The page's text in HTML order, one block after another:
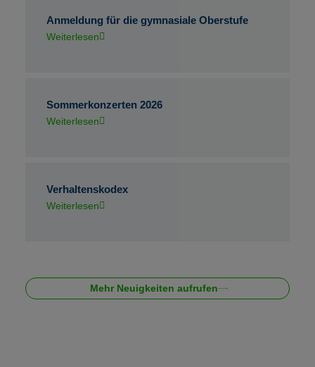
Anmeldung für die gymnasiale Oberstufe
Weiterlesen
Sommerkonzerten 2026
Weiterlesen
Verhaltenskodex
Weiterlesen
Mehr Neuigkeiten aufrufen